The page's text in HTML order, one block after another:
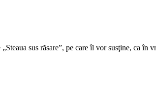
sus răsare”, pe care îl vor susţine, ca